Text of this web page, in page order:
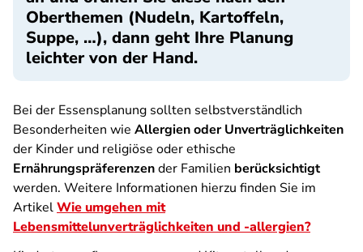
Oberthemen (Nudeln, Kartoffeln,
Suppe, …), dann geht Ihre Planung
leichter von der Hand.
Bei der Essensplanung sollten selbstverständlich
Besonderheiten wie Allergien oder Unverträglichkeiten
der Kinder und religiöse oder ethische
Ernährungspräferenzender Familien berücksichtigt
werden. Weitere Informationen hierzu finden Sie im
ArtikelWie umgehen mit
Lebensmittelunverträglichkeiten und -allergien?